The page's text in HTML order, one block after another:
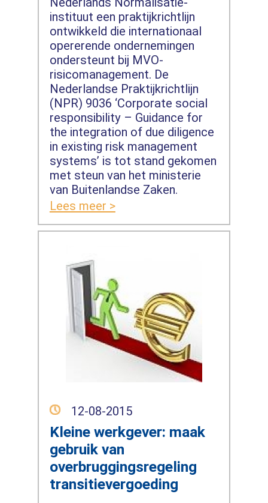
instituut een praktijkrichtlijn
ontwikkeld die internationaal
opererende ondernemingen
ondersteunt bij MVO-
risicomanagement. De
Nederlandse Praktijkrichtlijn
(NPR) 9036 ‘Corporate social
responsibility – Guidance for
the integration of due diligence
in existing risk management
systems’ is tot stand gekomen
met steun van het ministerie
van Buitenlandse Zaken.
Lees meer >
12-08-2015
Kleine werkgever: maak
gebruik van
overbruggingsregeling
transitievergoeding